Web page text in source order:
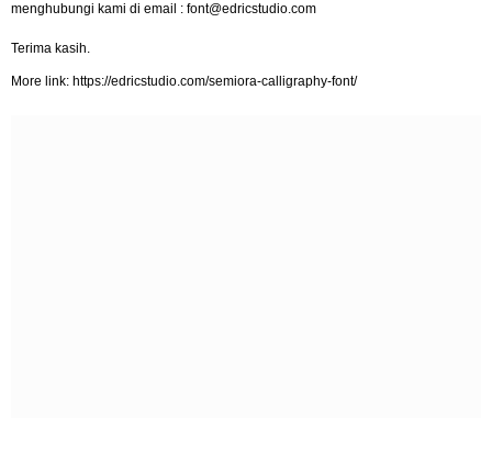
menghubungi kami di email : font@edricstudio.com
Terima kasih.
More link: https://edricstudio.com/semiora-calligraphy-font/